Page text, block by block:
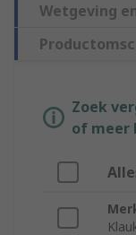
Wetgeving
Zoek
of meer